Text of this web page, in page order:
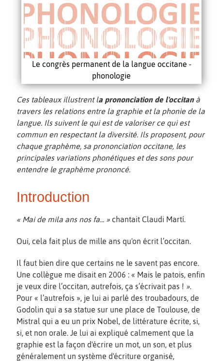
Le congrès permanent de la langue occitane -
phonologie
Ces tableaux illustrent la prononciation de l'occitanà
travers les relations entre la graphie et la phonie de la
langue. Ils suivent le qui est de valoriser ce qui est
commun en respectant la diversité. Ils proposent, pour
chaque graphème, sa prononciation occitane, les
principales variations phonétiques et des sons pour
entendre le graphème prononcé.
Introduction
« Mai de mila ans nos fa... » chantait Claudi Martí.
Oui, cela fait plus de mille ans qu'on écrit l’occitan.
Il faut bien dire que certains ne le savent pas encore.
Une collègue me disait en 2006 : « Mais le patois, enfin
je veux dire l’occitan, autrefois, ça s’écrivait pas ! ».
Pour « l’autrefois », je lui ai parlé des troubadours, de
Godolin qui a sa statue sur une place de Toulouse, de
Mistral qui a eu un prix Nobel, de littérature écrite, si,
si, et non orale. Je lui ai expliqué calmement que la
graphie est la façon d'écrire un mot, un son, et plus
généralement un système d'écriture organisé,